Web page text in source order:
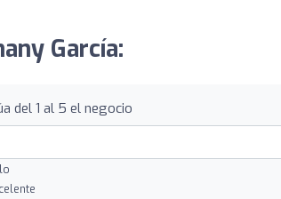
García:
del 1 al 5 el negocio